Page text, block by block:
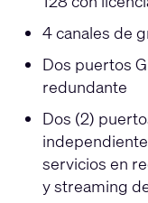
4 canales de
Dos puertos
redundante
Dos (2)
servicios en
y streaming